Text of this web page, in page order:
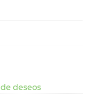
deseos